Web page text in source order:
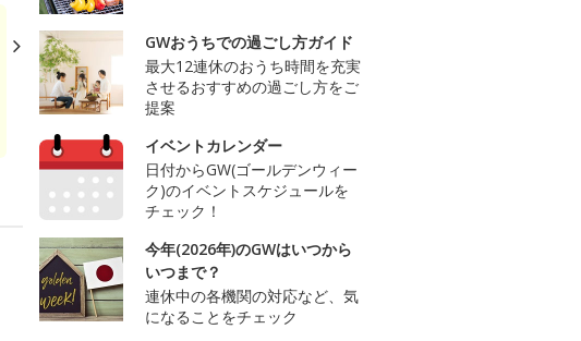
GWおうちでの過ごし方ガイド
最大12連休のおうち時間を充実
させるおすすめの過ごし方をご
提案
イベントカレンダー
日付からGW(ゴールデンウィー
ク)のイベントスケジュールを
チェック！
今年(2026年)のGWはいつから
いつまで？
連休中の各機関の対応など、気
になることをチェック